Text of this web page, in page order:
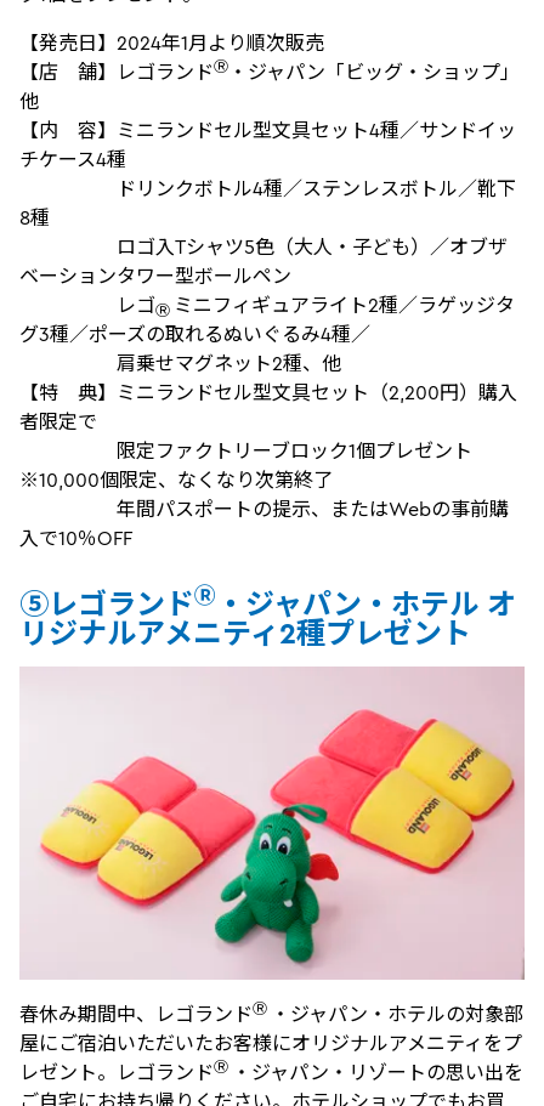
【発売日】2024年1月より順次販売
【店 舗】レゴランドⓇ ・ジャパン「ビッグ・ショップ」
他
【内 容】ミニランドセル型文具セット4種／サンドイッ
チケース4種
ドリンクボトル4種／ステンレスボトル／靴下
8種
ロゴ入Tシャツ5色（大人・子ども）／オブザ
ベーションタワー型ボールペン
レゴⓇ ミニフィギュアライト2種／ラゲッジタ
グ3種／ポーズの取れるぬいぐるみ4種／
肩乗せマグネット2種、他
【特 典】ミニランドセル型文具セット（2,200円）購入
者限定で
限定ファクトリーブロック1個プレゼント
※10,000個限定、なくなり次第終了
年間パスポートの提示、またはWebの事前購
入で10％OFF
⑤レゴランドⓇ ・ジャパン・ホテル オ
リジナルアメニティ2種プレゼント
春休み期間中、レゴランドⓇ ・ジャパン・ホテルの対象部
屋にご宿泊いただいたお客様にオリジナルアメニティをプ
レゼント。レゴランドⓇ ・ジャパン・リゾートの思い出を
ご自宅にお持ち帰りください。ホテルショップでもお買